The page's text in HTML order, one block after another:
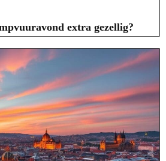
extra gezellig?